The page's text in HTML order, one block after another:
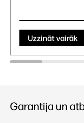
Uzzināt vairāk
Garantija un